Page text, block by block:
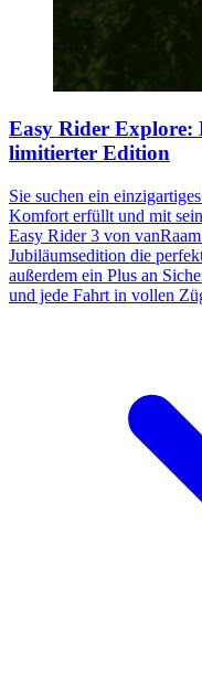
Easy Rider Explore:
limitierter Edition
Sie suchen ein
Komfort erfüllt und mit
Easy Rider 3 von
Jubiläumsedition die
außerdem ein Plus an
und jede Fahrt in vollen